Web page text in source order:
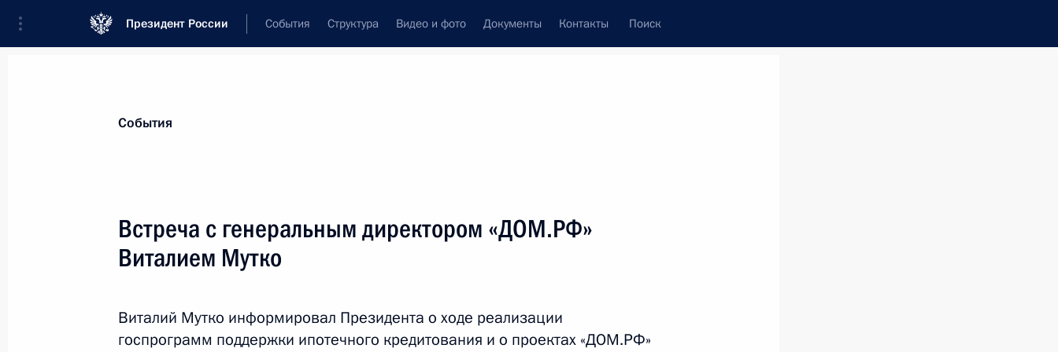
Президент России События Структура Видео и фото Документы Контакты Поиск
События
Встреча с генеральным директором «ДОМ.РФ»
Виталием Мутко
Виталий Мутко информировал Президента о ходе реализации
госпрограмм поддержки ипотечного кредитования и о проектах «ДОМ.РФ»